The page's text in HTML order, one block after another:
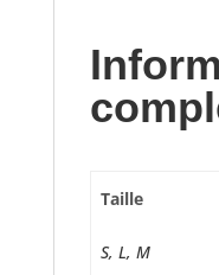
Taille
S, L, M